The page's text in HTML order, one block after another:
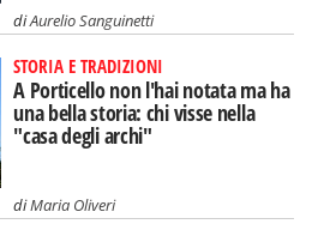
diAurelio Sanguinetti
STORIA E TRADIZIONI
A Porticello non l'hai notata ma ha
una bella storia: chi visse nella
"casa degli archi"
diMaria Oliveri